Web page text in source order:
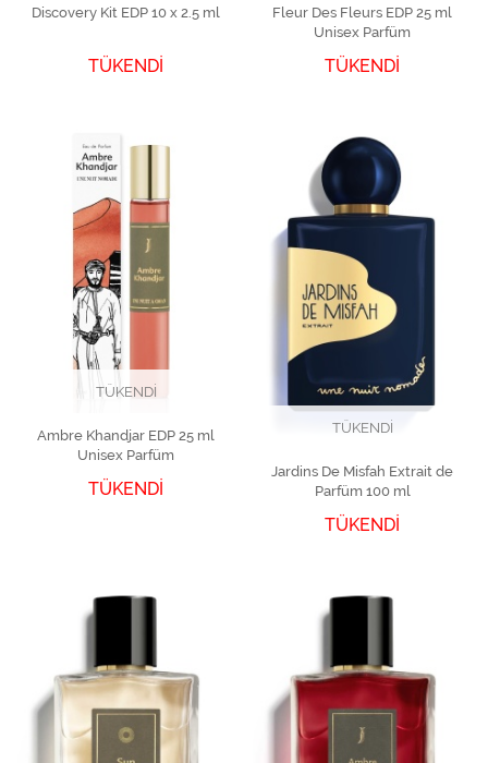
Discovery Kit EDP 10 x 2.5 ml
TÜKENDİ
Fleur Des Fleurs EDP 25 ml
Unisex Parfüm
TÜKENDİ
TÜKENDİ
Ambre Khandjar EDP 25 ml
Unisex Parfüm
TÜKENDİ
TÜKENDİ
Jardins De Misfah Extrait de
Parfüm 100 ml
TÜKENDİ